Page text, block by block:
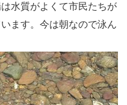
水質がよくて市民たちが
ます。今は朝なので泳ん